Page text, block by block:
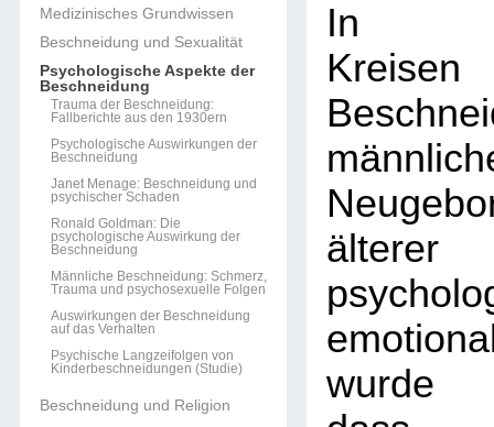
Medizinisches Grundwissen
Beschneidung und Sexualität
Psychologische Aspekte der
Beschneidung
Trauma der Beschneidung:
Fallberichte aus den 1930ern
Psychologische Auswirkungen der
Beschneidung
Janet Menage: Beschneidung und
psychischer Schaden
Ronald Goldman: Die
psychologische Auswirkung der
Beschneidung
Männliche Beschneidung: Schmerz,
Trauma und psychosexuelle Folgen
Auswirkungen der Beschneidung
auf das Verhalten
Psychische Langzeifolgen von
Kinderbeschneidungen (Studie)
Beschneidung und Religion
In
älterer
wurde